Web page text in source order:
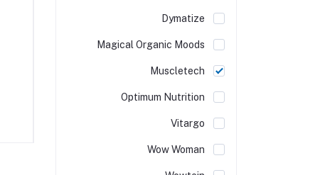
Dymatize
Magical Organic Moods
Muscletech
Optimum Nutrition
Vitargo
Wow Woman